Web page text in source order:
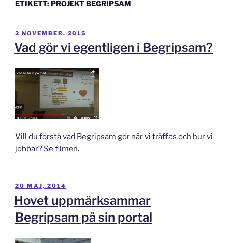
ETIKETT:PROJEKT BEGRIPSAM
PUBLICERAT
2 NOVEMBER, 2015
Vad gör vi egentligen i Begripsam?
Vill du förstå vad Begripsam gör när vi träffas och hur vi
jobbar? Se filmen.
PUBLICERAT
20 MAJ, 2014
Hovet uppmärksammar
Begripsam på sin portal